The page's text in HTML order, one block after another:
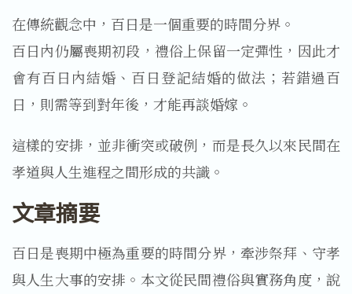
在傳統觀念中，百日是一個重要的時間分界。
百日內仍屬喪期初段，禮俗上保留一定彈性，因此才
會有百日內結婚、百日登記結婚的做法；若錯過百
日，則需等到對年後，才能再談婚嫁。
這樣的安排，並非衝突或破例，而是長久以來民間在
孝道與人生進程之間形成的共識。
文章摘要
百日是喪期中極為重要的時間分界，牽涉祭拜、守孝
與人生大事的安排。本文從民間禮俗與實務角度，說